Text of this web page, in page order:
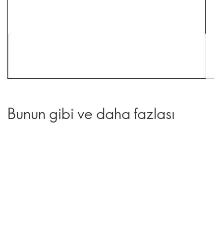
Bunun gibi ve daha fazlası